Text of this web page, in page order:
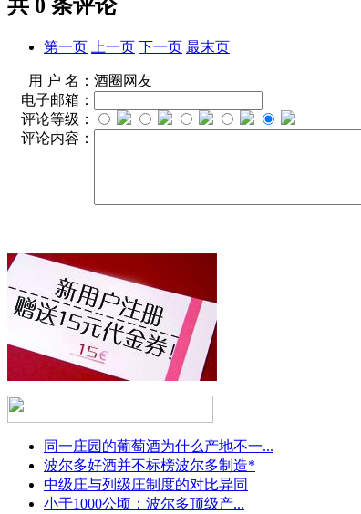
共 0 条评论
第一页 上一页 下一页 最末页
用 户 名： 酒圈网友
电子邮箱：
评论等级：
评论内容：
同一庄园的葡萄酒为什么产地不一...
波尔多好酒并不标榜波尔多制造*
中级庄与列级庄制度的对比异同
小于1000公顷：波尔多顶级产...